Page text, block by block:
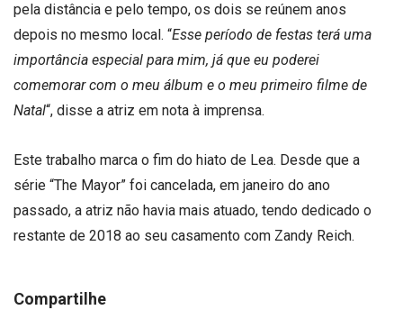
pela distância e pelo tempo, os dois se reúnem anos
depois no mesmo local. “Esse período de festas terá uma
importância especial para mim, já que eu poderei
comemorar com o meu álbum e o meu primeiro filme de
Natal“, disse a atriz em nota à imprensa.
Este trabalho marca o fim do hiato de Lea. Desde que a
série “The Mayor” foi cancelada, em janeiro do ano
passado, a atriz não havia mais atuado, tendo dedicado o
restante de 2018 ao seu casamento com Zandy Reich.
Compartilhe